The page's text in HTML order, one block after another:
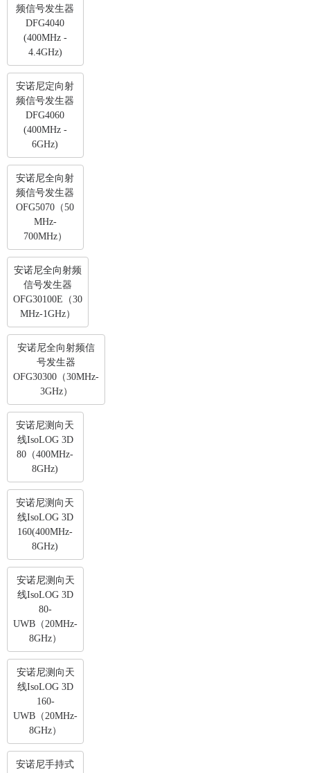
频信号发生器
DFG4040
(400MHz -
4.4GHz)
安诺尼定向射
频信号发生器
DFG4060
(400MHz -
6GHz)
安诺尼全向射
频信号发生器
OFG5070（50
MHz-
700MHz）
安诺尼全向射频
信号发生器
OFG30100E（30
MHz-1GHz）
安诺尼全向射频信
号发生器
OFG30300（30MHz-
3GHz）
安诺尼测向天
线IsoLOG 3D
80（400MHz-
8GHz)
安诺尼测向天
线IsoLOG 3D
160(400MHz-
8GHz)
安诺尼测向天
线IsoLOG 3D
80-
UWB（20MHz-
8GHz）
安诺尼测向天
线IsoLOG 3D
160-
UWB（20MHz-
8GHz）
安诺尼手持式